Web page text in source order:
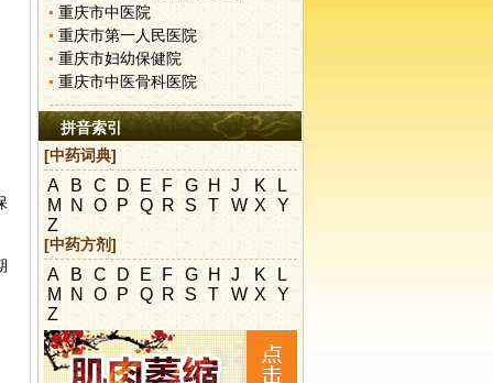
重庆市中医院
重庆市第一人民医院
重庆市妇幼保健院
重庆市中医骨科医院
拼音索引
[中药词典]
A B C D E F G H J K
L
M N O P Q R S T W X
Y
Z
[中药方剂]
A B C D E F G H J K
L
M N O P Q R S T W X
Y
Z